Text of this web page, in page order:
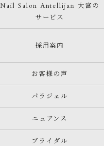
Nail Salon Antellijan 大宮の
サービス
採用案内
お客様の声
パラジェル
ニュアンス
ブライダル